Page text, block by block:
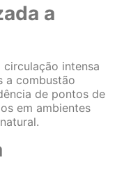
a
intensa
a combustão
de pontos de
em ambientes